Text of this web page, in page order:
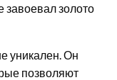
золото
уникален. Он
позволяют